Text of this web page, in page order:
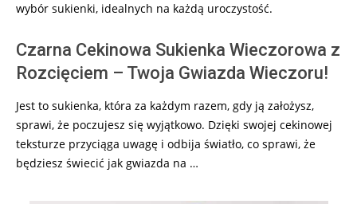
wybór sukienki, idealnych na każdą uroczystość.
Czarna Cekinowa Sukienka Wieczorowa z
Rozcięciem – Twoja Gwiazda Wieczoru!
Jest to sukienka, która za każdym razem, gdy ją założysz,
sprawi, że poczujesz się wyjątkowo. Dzięki swojej cekinowej
teksturze przyciąga uwagę i odbija światło, co sprawi, że
będziesz świecić jak gwiazda na …